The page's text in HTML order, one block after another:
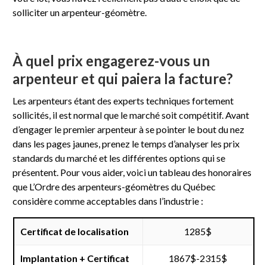
solliciter un arpenteur-géomètre.
À quel prix engagerez-vous un
arpenteur et qui paiera la facture?
Les arpenteurs étant des experts techniques fortement
sollicités, il est normal que le marché soit compétitif. Avant
d’engager le premier arpenteur à se pointer le bout du nez
dans les pages jaunes, prenez le temps d’analyser les prix
standards du marché et les différentes options qui se
présentent. Pour vous aider, voici un tableau des honoraires
que L’Ordre des arpenteurs-géomètres du Québec
considère comme acceptables dans l’industrie :
Certificat de localisation 1285$
Implantation + Certificat
1867$-2315$